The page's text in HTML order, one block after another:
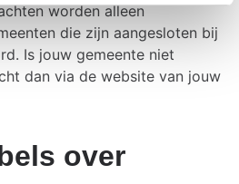
worden alleen
die zijn aangesloten bij
Is jouw gemeente niet
dan via de website van jouw
over